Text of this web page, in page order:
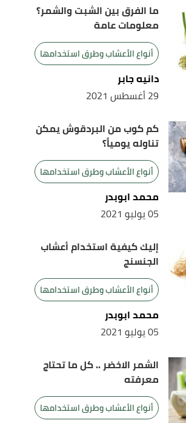
.lib.umn, Retrieved 9/4/
Cathy Wong (23/11/2020),"The
of Cloves",verywellhealth,
ما الفرق بين الشبت والشمر؟
معلومات عامة
أنواع الأعشاب وطرق استخدامها
دانيه جابر
29 أغسطس 2021
كم كوب من البردقوش يمكن
تناوله يومياً؟
أنواع الأعشاب وطرق استخدامها
محمد ابوبدر
05 يوليو 2021
إليك كيفية استخدام أعشاب
الجنسنج
أنواع الأعشاب وطرق استخدامها
محمد ابوبدر
05 يوليو 2021
الشمر الاخضر .. كل ما تحتاج
معرفته
أنواع الأعشاب وطرق استخدامها